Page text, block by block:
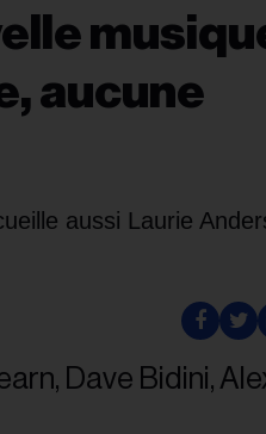
aucune
aussi Laurie